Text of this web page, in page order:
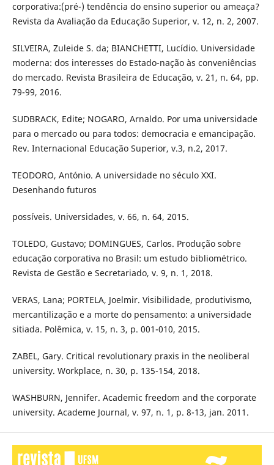
corporativa:(pré-) tendência do ensino superior ou ameaça?
Revista da Avaliação da Educação Superior, v. 12, n. 2, 2007.
SILVEIRA, Zuleide S. da; BIANCHETTI, Lucídio. Universidade
moderna: dos interesses do Estado-nação às conveniências
do mercado. Revista Brasileira de Educação, v. 21, n. 64, pp.
79-99, 2016.
SUDBRACK, Edite; NOGARO, Arnaldo. Por uma universidade
para o mercado ou para todos: democracia e emancipação.
Rev. Internacional Educação Superior, v.3, n.2, 2017.
TEODORO, António. A universidade no século XXI.
Desenhando futuros
possíveis. Universidades, v. 66, n. 64, 2015.
TOLEDO, Gustavo; DOMINGUES, Carlos. Produção sobre
educação corporativa no Brasil: um estudo bibliométrico.
Revista de Gestão e Secretariado, v. 9, n. 1, 2018.
VERAS, Lana; PORTELA, Joelmir. Visibilidade, produtivismo,
mercantilização e a morte do pensamento: a universidade
sitiada. Polêmica, v. 15, n. 3, p. 001-010, 2015.
ZABEL, Gary. Critical revolutionary praxis in the neoliberal
university. Workplace, n. 30, p. 135-154, 2018.
WASHBURN, Jennifer. Academic freedom and the corporate
university. Academe Journal, v. 97, n. 1, p. 8-13, jan. 2011.